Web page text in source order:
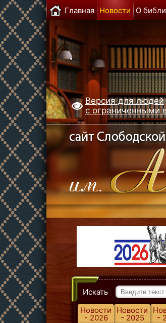
Главная Новости О
Версия для людей
с ограниченными
Искать
Новости
- 2026
Новости
- 2025 -